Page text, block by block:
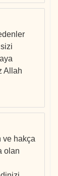
Allah
ve hakça
olan